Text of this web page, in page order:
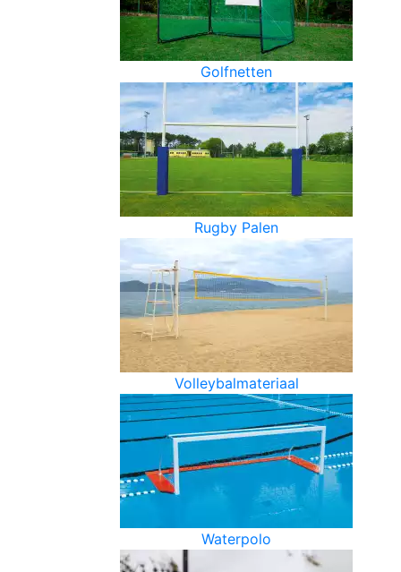
Golfnetten
Rugby Palen
Volleybalmateriaal
Waterpolo